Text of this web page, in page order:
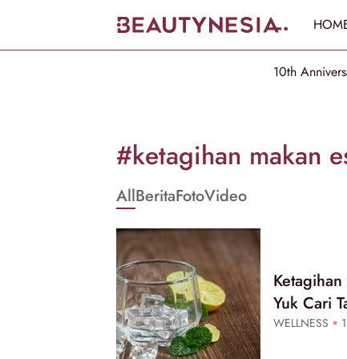
10th
[GET_DATA_TITLE]
Beautynesia
#ketagihan makan
AllBeritaFotoVideo
Yuk Cari
WELLNESS